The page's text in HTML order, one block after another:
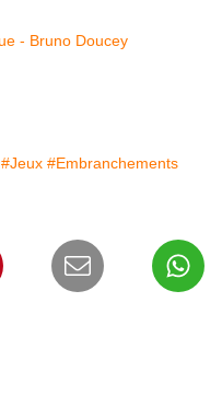
#Jeux #Embranchements